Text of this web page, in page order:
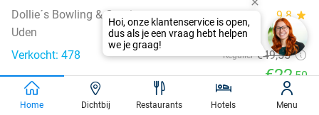
Dollie´s Bowling & Gamingcenter 9.8 star
Uden
Verkocht: 478
Regulier €49,55
€22,50
favorite_border
Home Dichtbij Restaurants Hotels Menu